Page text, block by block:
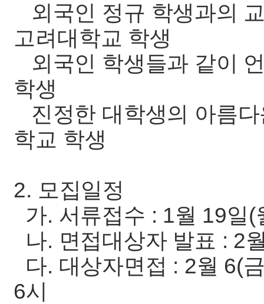
외국인 정규 학생과의
고려대학교 학생
외국인 학생들과 같이
학생
진정한 대학생의 아름
학교 학생
2. 모집일정
가. 서류접수 : 1월 19일
나. 면접대상자 발표 : 2
다. 대상자면접 : 2월 6(
6시